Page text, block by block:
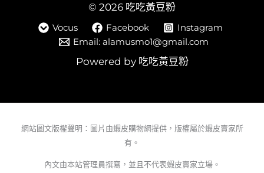
© 2026 吃吃黃豆粉
Vocus Facebook
Instagram
Email: alamusmo1@gmail.com
Powered by 吃吃黃豆粉
網站圖文版權聲明：圖片由蝦皮購物網提供，版權屬於蝦皮賣家所
有。
內文由本站管理員撰寫，並且不代表蝦皮賣家立場。